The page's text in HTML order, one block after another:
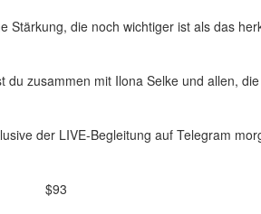
Stärkung, die noch wichtiger ist als das
du zusammen mit Ilona Selke und allen,
der LIVE-Begleitung auf Telegram
$93